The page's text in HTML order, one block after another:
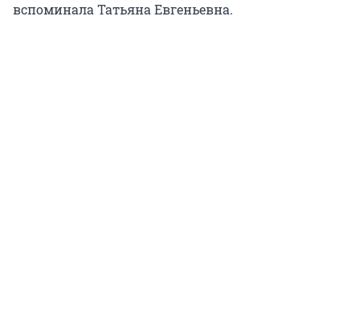
вспоминала Татьяна Евгеньевна.